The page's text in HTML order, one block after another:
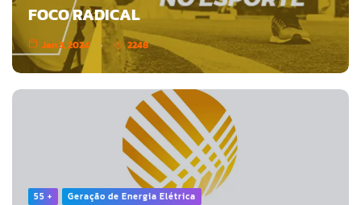
FOCO RADICAL
Jan 3, 2024 2248
55 + Geração de Energia Elétrica